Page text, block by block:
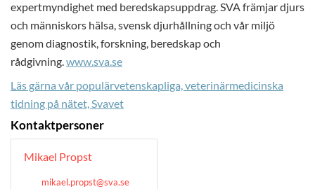
expertmyndighet med beredskapsuppdrag. SVA främjar djurs
och människors hälsa, svensk djurhållning och vår miljö
genom diagnostik, forskning, beredskap och
rådgivning.www.sva.se
Läs gärna vår populärvetenskapliga, veterinärmedicinska
tidning på nätet, Svavet
Kontaktpersoner
Mikael Propst
mikael.propst@sva.se